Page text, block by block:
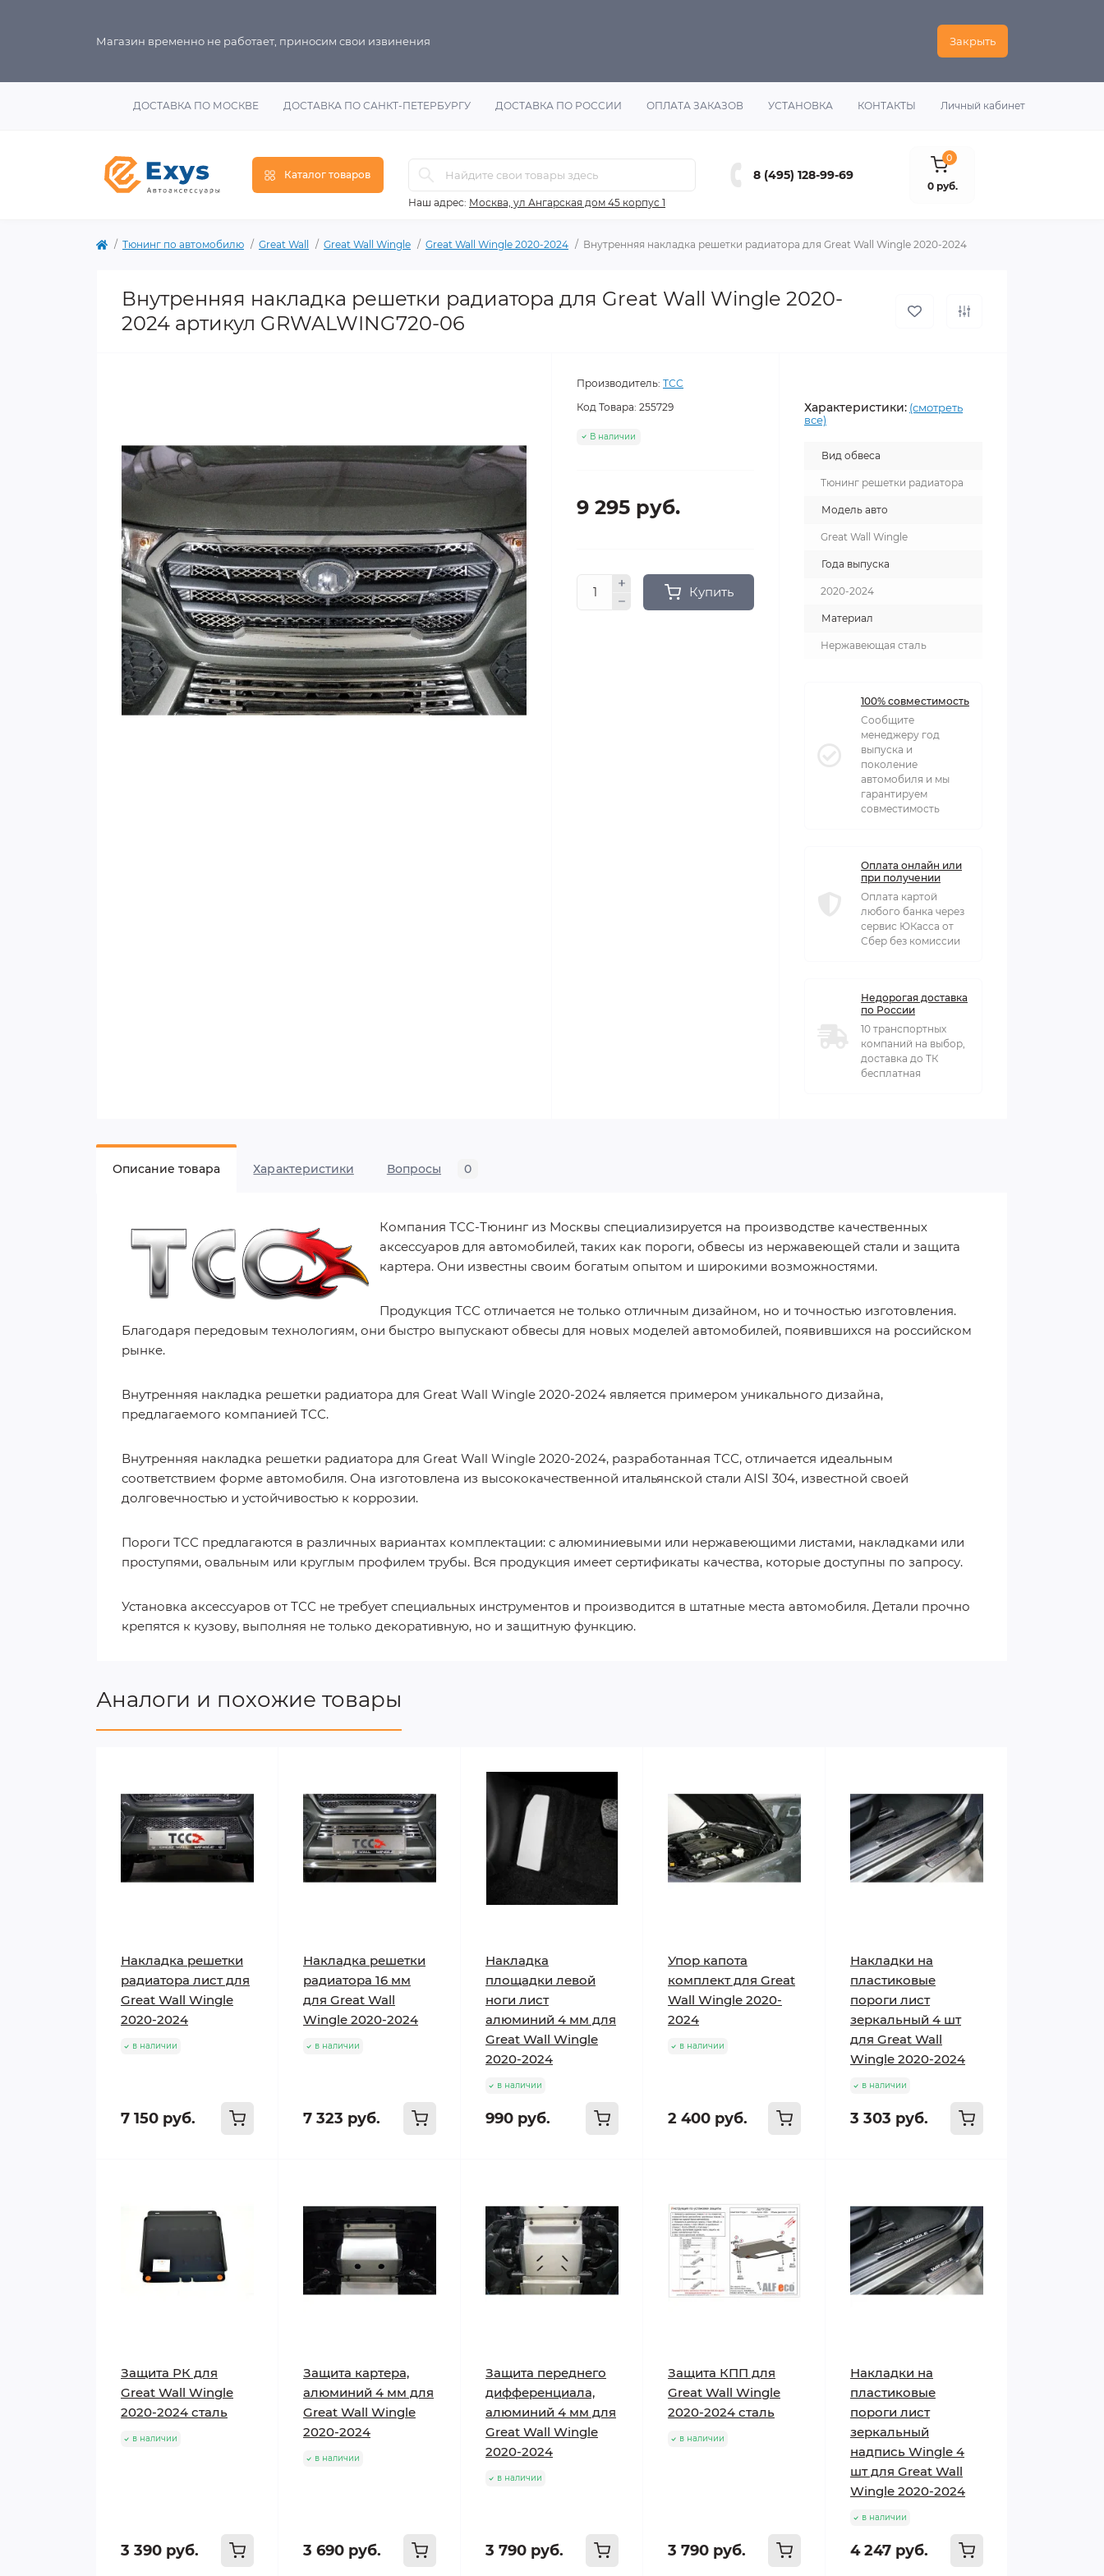
Магазин временно не работает, приносим свои извинения Закрыть
ДОСТАВКА ПО МОСКВЕ ДОСТАВКА ПО САНКТ-ПЕТЕРБУРГУ ДОСТАВКА ПО РОССИИ ОПЛАТА ЗАКАЗОВ УСТАНОВКА КОНТАКТЫ Личный кабинет
Каталог товаров
Наш адрес: Москва, ул Ангарская дом 45 корпус 1
8 (495) 128-99-69
0
0 руб.
Тюнинг по автомобилю Great Wall Great Wall Wingle Great Wall Wingle 2020-2024 Внутренняя накладка решетки радиатора для Great Wall Wingle 2020-2024
Внутренняя накладка решетки радиатора для Great Wall Wingle 2020-
2024 артикул GRWALWING720-06
Производитель: ТСС
Код Товара: 255729
В наличии
9 295 руб.
Купить
Характеристики: (смотреть
все)
Вид обвеса
Тюнинг решетки радиатора
Модель авто
Great Wall Wingle
Года выпуска
2020-2024
Материал
Нержавеющая сталь
100% совместимость
Сообщите
менеджеру год
выпуска и
поколение
автомобиля и мы
гарантируем
совместимость
Оплата онлайн или
при получении
Оплата картой
любого банка через
сервис ЮКасса от
Сбер без комиссии
Недорогая доставка
по России
10 транспортных
компаний на выбор,
доставка до ТК
бесплатная
Описание товара Характеристики Вопросы 0
Компания ТСС-Тюнинг из Москвы специализируется на производстве качественных
аксессуаров для автомобилей, таких как пороги, обвесы из нержавеющей стали и защита
картера. Они известны своим богатым опытом и широкими возможностями.
Продукция ТСС отличается не только отличным дизайном, но и точностью изготовления.
Благодаря передовым технологиям, они быстро выпускают обвесы для новых моделей автомобилей, появившихся на российском
рынке.
Внутренняя накладка решетки радиатора для Great Wall Wingle 2020-2024 является примером уникального дизайна,
предлагаемого компанией ТСС.
Внутренняя накладка решетки радиатора для Great Wall Wingle 2020-2024, разработанная ТСС, отличается идеальным
соответствием форме автомобиля. Она изготовлена из высококачественной итальянской стали AISI 304, известной своей
долговечностью и устойчивостью к коррозии.
Пороги ТСС предлагаются в различных вариантах комплектации: с алюминиевыми или нержавеющими листами, накладками или
проступями, овальным или круглым профилем трубы. Вся продукция имеет сертификаты качества, которые доступны по запросу.
Установка аксессуаров от ТСС не требует специальных инструментов и производится в штатные места автомобиля. Детали прочно
крепятся к кузову, выполняя не только декоративную, но и защитную функцию.
Аналоги и похожие товары
Накладка решетки
радиатора лист для
Great Wall Wingle
2020-2024
в наличии
7 150 руб.
Накладка решетки
радиатора 16 мм
для Great Wall
Wingle 2020-2024
в наличии
7 323 руб.
Накладка
площадки левой
ноги лист
алюминий 4 мм для
Great Wall Wingle
2020-2024
в наличии
990 руб.
Упор капота
комплект для Great
Wall Wingle 2020-
2024
в наличии
2 400 руб.
Накладки на
пластиковые
пороги лист
зеркальный 4 шт
для Great Wall
Wingle 2020-2024
в наличии
3 303 руб.
Защита РК для
Great Wall Wingle
2020-2024 сталь
в наличии
3 390 руб.
Защита картера,
алюминий 4 мм для
Great Wall Wingle
2020-2024
в наличии
3 690 руб.
Защита переднего
дифференциала,
алюминий 4 мм для
Great Wall Wingle
2020-2024
в наличии
3 790 руб.
Защита КПП для
Great Wall Wingle
2020-2024 сталь
в наличии
3 790 руб.
Накладки на
пластиковые
пороги лист
зеркальный
надпись Wingle 4
шт для Great Wall
Wingle 2020-2024
в наличии
4 247 руб.